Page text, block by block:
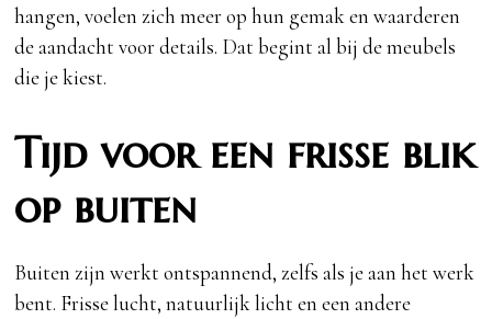
hangen, voelen zich meer op hun gemak en waarderen
de aandacht voor details. Dat begint al bij de meubels
die je kiest.
Tijd voor een frisse blik
op buiten
Buiten zijn werkt ontspannend, zelfs als je aan het werk
bent. Frisse lucht, natuurlijk licht en een andere